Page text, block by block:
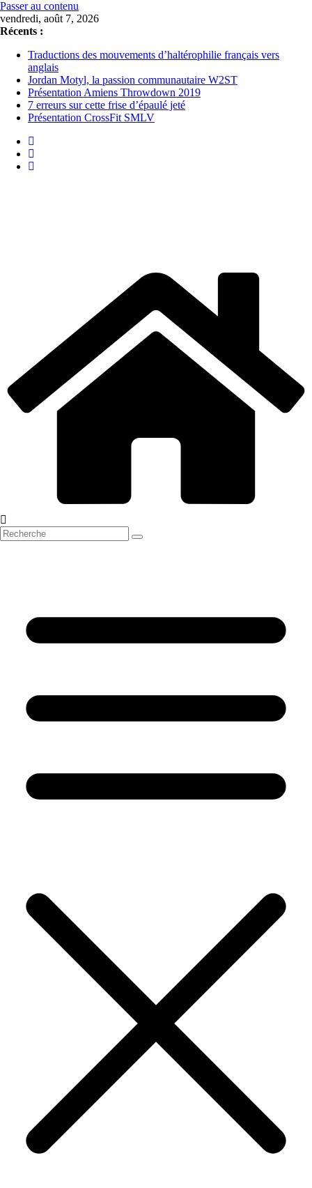
Passer au contenu
vendredi, août 7, 2026
Récents :
Traductions des mouvements d’haltérophilie français vers
anglais
Jordan Motyl, la passion communautaire W2ST
Présentation Amiens Throwdown 2019
7 erreurs sur cette frise d’épaulé jeté
Présentation CrossFit SMLV